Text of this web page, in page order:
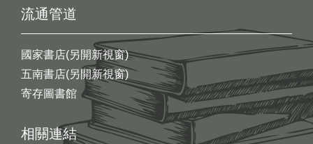
流通管道
國家書店(另開新視窗)
五南書店(另開新視窗)
寄存圖書館
相關連結